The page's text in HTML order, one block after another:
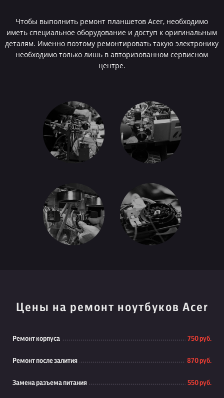
Чтобы выполнить ремонт планшетов Acer, необходимо
иметь специальное оборудование и доступ к оригинальным
деталям. Именно поэтому ремонтировать такую электронику
необходимо только лишь в авторизованном сервисном
центре.
Цены на ремонт ноутбуков Acer
Ремонт корпуса 750 руб.
Ремонт после залития 870 руб.
Замена разъема питания 550 руб.